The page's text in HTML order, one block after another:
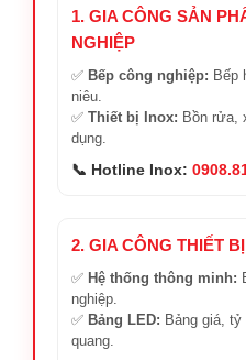
1. GIA CÔNG SẢN
NGHIỆP
✅ Bếp công nghiệp: Bếp
niêu.
✅ Thiết bị Inox: Bồn rửa,
dụng.
📞 Hotline Inox:
2. GIA CÔNG THIẾT
✅ Hệ thống thông minh:
nghiệp.
✅ Bảng LED: Bảng giá,
quang.